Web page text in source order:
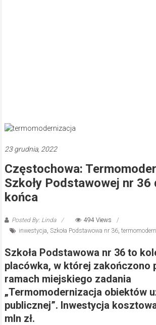
23 grudnia, 2022
Częstochowa:
Szkoły Podstawowej nr 36
końca
Posted By: Linda
494 Views
inwestycja, Szkoła Podstawowa nr 36,
Szkoła Podstawowa nr 36 to
placówka, w której zakończono
ramach miejskiego zadania
„Termomodernizacja obiektów
publicznej”. Inwestycja
mln zł.